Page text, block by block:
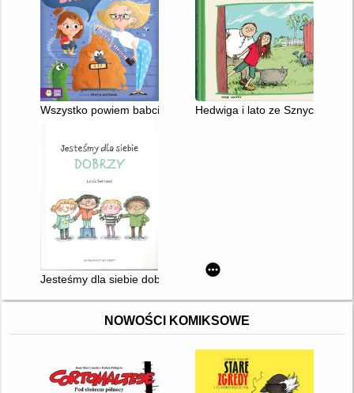
Wszystko powiem babci! : o jednorożcachHedwiga i lato ze Sznyclem
Jesteśmy dla siebie dobrzy
NOWOŚCI KOMIKSOWE